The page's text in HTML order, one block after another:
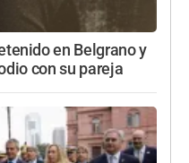
en Belgrano y
con su pareja